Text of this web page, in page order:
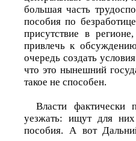
большая часть
пособия по
присутствие в
привлечь к
очередь создать
что это нынешний
такое не способен.
Власти
уезжать: ищут для них
пособия. А вот